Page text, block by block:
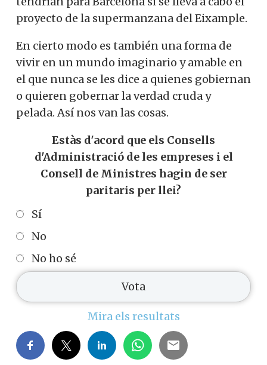
proyecto de la supermanzana del Eixample.
En cierto modo es también una forma de
vivir en un mundo imaginario y amable en
el que nunca se les dice a quienes gobiernan
o quieren gobernar la verdad cruda y
pelada. Así nos van las cosas.
Estàs d'acord que els Consells
d'Administració de les empreses i el
Consell de Ministres hagin de ser
paritaris per llei?
Sí
No
No ho sé
Mira els resultats